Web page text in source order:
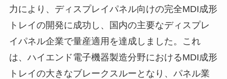
力により、ディスプレイパネル向けの完全MDI成形
トレイの開発に成功し、国内の主要なディスプレ
イパネル企業で量産適用を達成しました。これ
は、ハイエンド電子機器製造分野におけるMDI成形
トレイの大きなブレークスルーとなり、パネル業